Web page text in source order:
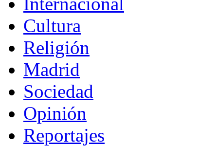
Cultura
Religión
Madrid
Sociedad
Opinión
Reportajes